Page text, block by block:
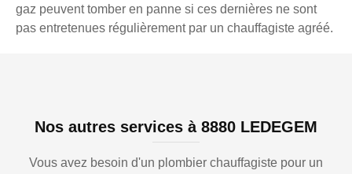
gaz peuvent tomber en panne si ces dernières ne sont
pas entretenues régulièrement par un chauffagiste agréé.
Nos autres services à 8880 LEDEGEM
Vous avez besoin d'un plombier chauffagiste pour un